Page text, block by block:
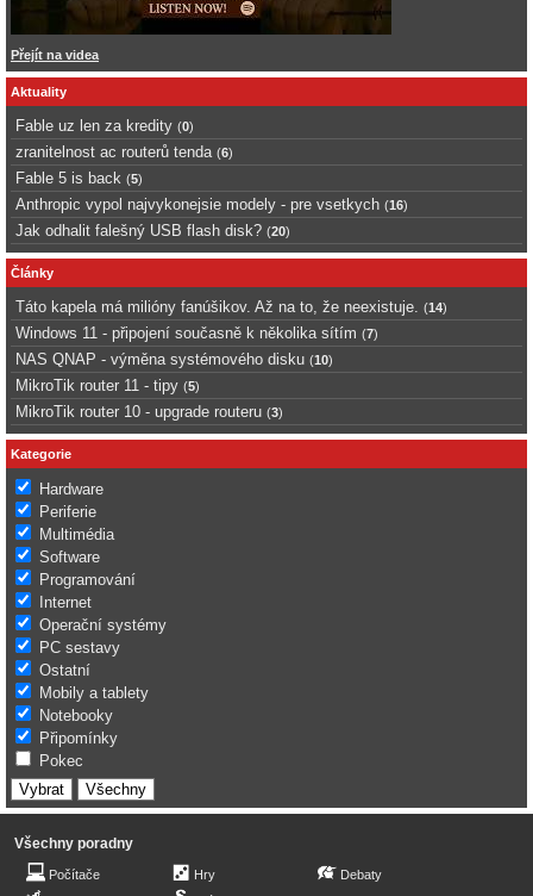
Přejít na videa
Aktuality
Fable uz len za kredity (0)
zranitelnost ac routerů tenda (6)
Fable 5 is back (5)
Anthropic vypol najvykonejsie modely - pre vsetkych (16)
Jak odhalit falešný USB flash disk? (20)
Články
Táto kapela má milióny fanúšikov. Až na to, že neexistuje. (14)
Windows 11 - připojení současně k několika sítím (7)
NAS QNAP - výměna systémového disku (10)
MikroTik router 11 - tipy (5)
MikroTik router 10 - upgrade routeru (3)
Kategorie
Hardware
Periferie
Multimédia
Software
Programování
Internet
Operační systémy
PC sestavy
Ostatní
Mobily a tablety
Notebooky
Připomínky
Pokec
Všechny poradny
Počítače
Hry
Debaty